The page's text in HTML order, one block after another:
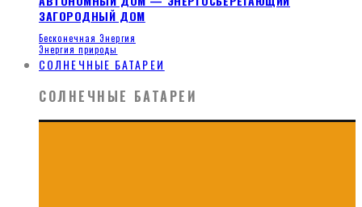
ЗАГОРОДНЫЙ ДОМ
Бесконечная Энергия
Энергия природы
СОЛНЕЧНЫЕ БАТАРЕИ
СОЛНЕЧНЫЕ БАТАРЕИ